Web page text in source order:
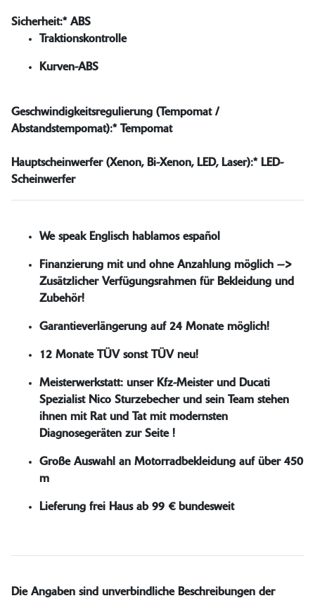
Sicherheit:* ABS
Traktionskontrolle
Kurven-ABS
Geschwindigkeitsregulierung (Tempomat /
Abstandstempomat):* Tempomat
Hauptscheinwerfer (Xenon, Bi-Xenon, LED, Laser):* LED-
Scheinwerfer
We speak Englisch hablamos español
Finanzierung mit und ohne Anzahlung möglich -->
Zusätzlicher Verfügungsrahmen für Bekleidung und
Zubehör!
Garantieverlängerung auf 24 Monate möglich!
12 Monate TÜV sonst TÜV neu!
Meisterwerkstatt: unser Kfz-Meister und Ducati
Spezialist Nico Sturzebecher und sein Team stehen
ihnen mit Rat und Tat mit modernsten
Diagnosegeräten zur Seite !
Große Auswahl an Motorradbekleidung auf über 450
m
Lieferung frei Haus ab 99 € bundesweit
Die Angaben sind unverbindliche Beschreibungen der